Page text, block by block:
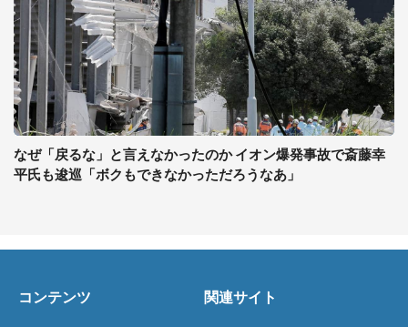
なぜ「戻るな」と言えなかったのか イオン爆発事故で斎藤幸
平氏も逡巡「ボクもできなかっただろうなあ」
コンテンツ 関連サイト